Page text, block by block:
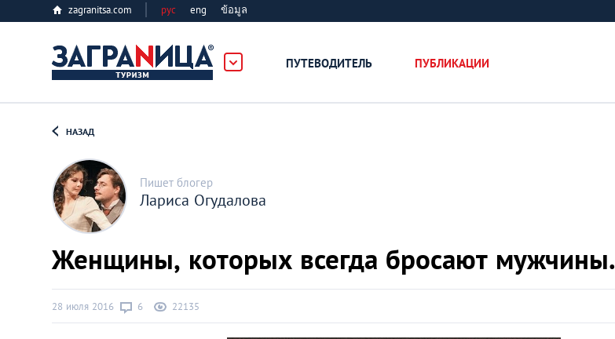
zagranitsa.com рус eng ข้อมูล
ПУТЕВОДИТЕЛЬ ПУБЛИКАЦИИ
Астана
НАЗАД
Пишет блогер
Лариса Огудалова
Женщины, которых всегда бросают мужчины.
28 июля 2016 6 22135